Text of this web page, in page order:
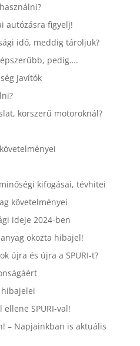
autózásra figyelj!
idő, meddig tároljuk?
pedig….
javítók
korszerű motoroknál?
kifogásai, tévhitei
követelményei
ideje 2024-ben
okozta hibajel!
újra és újra a SPURI-t?
SPURI-val!
– Napjainkban is aktuális